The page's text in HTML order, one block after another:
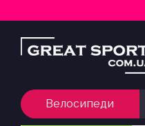
Велосипеди